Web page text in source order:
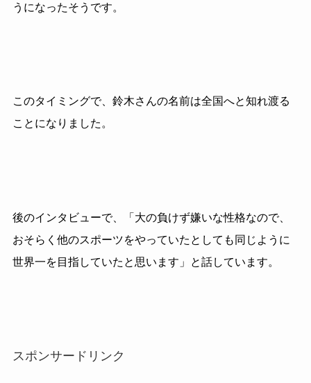
うになったそうです。
このタイミングで、鈴木さんの名前は全国へと知れ渡る
ことになりました。
後のインタビューで、「大の負けず嫌いな性格なので、
おそらく他のスポーツをやっていたとしても同じように
世界一を目指していたと思います」と話しています。
スポンサードリンク